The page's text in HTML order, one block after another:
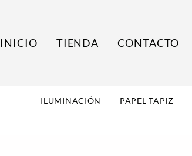
INICIO TIENDA CONTACTO
ILUMINACIÓN PAPEL TAPIZ